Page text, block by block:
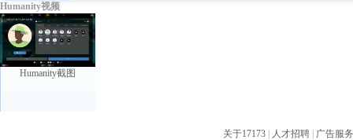
Humanity视频
Humanity截图
关于17173 人才招聘
广告服务